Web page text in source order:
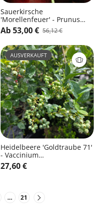
Sauerkirsche
'Morellenfeuer' - Prunus
cerasus 'Morellenfeuer' CAC
Ab 53,00 € 56,12 €
AUSVERKAUFT
Heidelbeere 'Goldtraube 71'
- Vaccinium
corymb.'Goldtraube 71'
27,60 €
… 21